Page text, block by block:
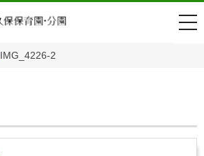
IMG_4226-2